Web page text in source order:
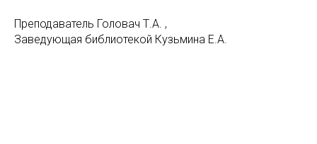
Преподаватель Головач Т.А. ,
Заведующая библиотекой Кузьмина Е.А.